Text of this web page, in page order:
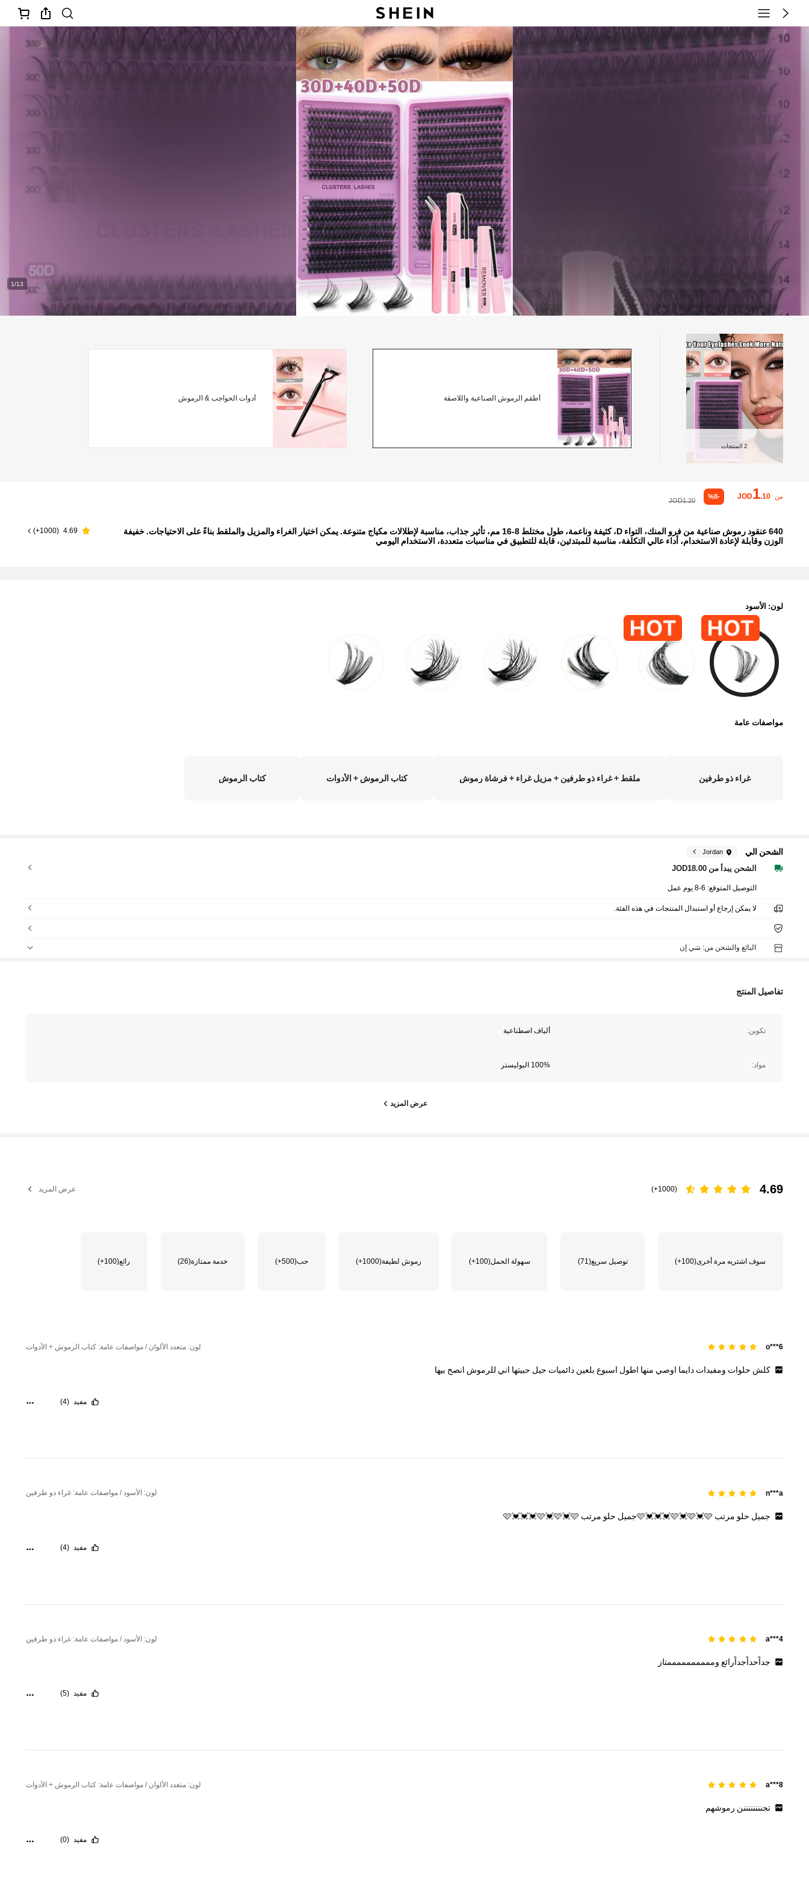
1/13
2 المنتجات
أطقم الرموش الصناعية واللاصقة أدوات الحواجب & الرموش
من JOD1.10
%8-
JOD1.20
640 عنقود رموش صناعية من فرو المنك، التواء D، كثيفة وناعمة، طول مختلط 8-16 مم، تأثير جذاب، مناسبة لإطلالات مكياج متنوعة. يمكن اختيار الغراء والمزيل والملقط بناءً على الاحتياجات. خفيفة
الوزن وقابلة لإعادة الاستخدام، أداء عالي التكلفة، مناسبة للمبتدئين، قابلة للتطبيق في مناسبات متعددة، الاستخدام اليومي
4.69
(
1000+
)
لون: الأسود
مواصفات عامة
غراء ذو طرفين ملقط + غراء ذو طرفين + مزيل غراء + فرشاة رموش كتاب الرموش + الأدوات كتاب الرموش
الشحن الي Jordan
الشحن يبدأ من JOD18.00
التوصيل المتوقع: 6-8 يوم عمل
لا يمكن إرجاع أو استبدال المنتجات في هذه الفئة.
البائع والشحن من: شي إن
تفاصيل المنتج
تكوين: ألياف اصطناعية
مواد: 100% البوليستر
عرض المزيد
4.69
(1000+) عرض المزيد
سوف اشتريه مرة أخرى(100+) توصيل سريع(71) سهولة الحمل(100+) رموش لطيفة(1000+) حب(500+) خدمة ممتازة(26) رائع(100+)
o***6 لون: متعدد الألوان / مواصفات عامة: كتاب الرموش + الأدوات
كلش حلوات ومفيداتدايما اوصي منها اطول اسبوع بلعيندائميات حيل حبيتها اني للرموش انصح بيها
مفيد (4)
n***a لون: الأسود / مواصفات عامة: غراء ذو طرفين
جميل حلو مرتب🩷💓💓💓🩷💓🩷💓🩷جميل حلو مرتب🩷💓💓💓🩷💓🩷💓🩷
مفيد (4)
a***4 لون: الأسود / مواصفات عامة: غراء ذو طرفين
جداًحداًجداًرائع وممممممممممتاز
مفيد (5)
a***8 لون: متعدد الألوان / مواصفات عامة: كتاب الرموش + الأدوات
تجننننننننن رموشهم
مفيد (0)